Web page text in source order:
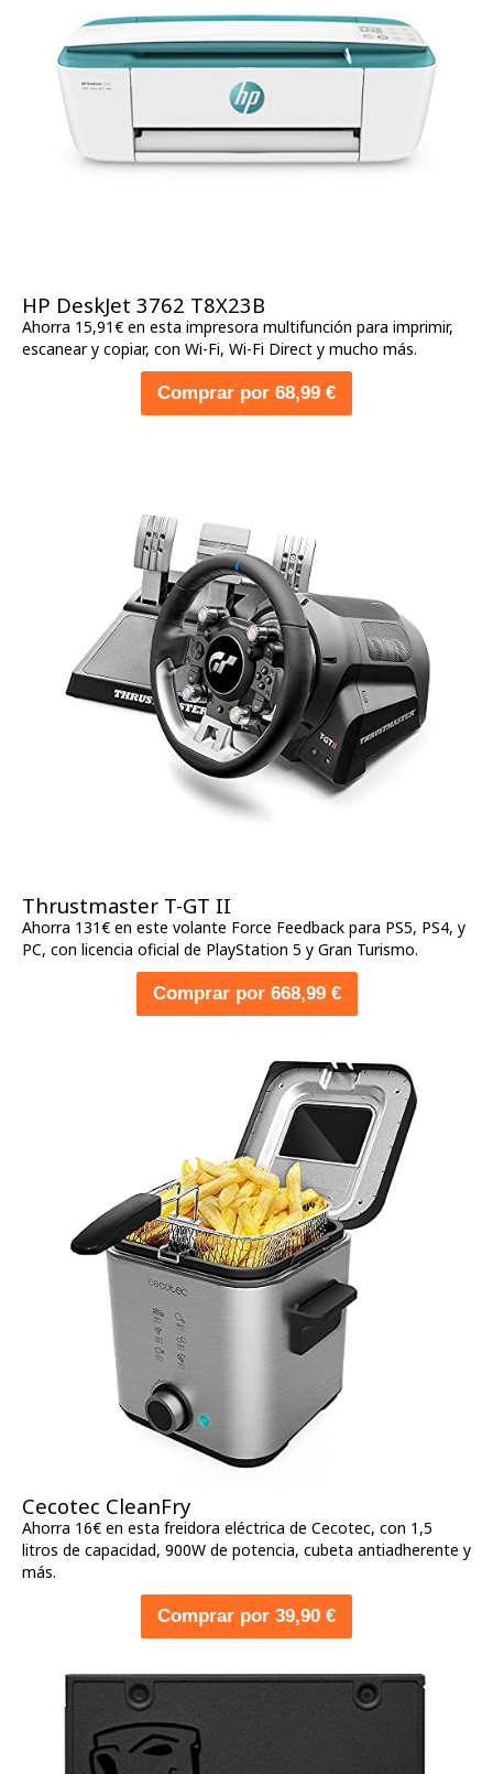
HP DeskJet 3762 T8X23B
Ahorra 15,91€ en esta impresora multifunción para imprimir,
escanear y copiar, con Wi-Fi, Wi-Fi Direct y mucho más.
Comprar por 68,99 €
Thrustmaster T-GT II
Ahorra 131€ en este volante Force Feedback para PS5, PS4, y
PC, con licencia oficial de PlayStation 5 y Gran Turismo.
Comprar por 668,99 €
Cecotec CleanFry
Ahorra 16€ en esta freidora eléctrica de Cecotec, con 1,5
litros de capacidad, 900W de potencia, cubeta antiadherente y
más.
Comprar por 39,90 €